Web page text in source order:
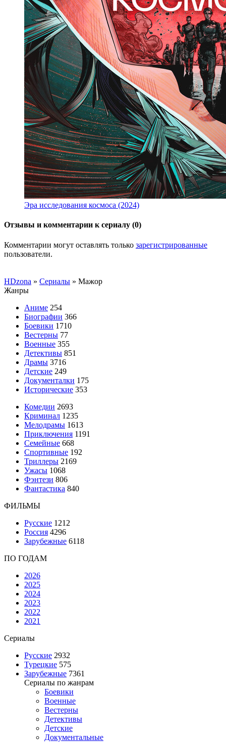
Эра исследования космоса (2024)
Отзывы и комментарии к сериалу (0)
Комментарии могут оставлять только зарегистрированные
пользователи.
HDzona » Сериалы » Мажор
Жанры
Аниме 254
Биографии 366
Боевики 1710
Вестерны 77
Военные 355
Детективы 851
Драмы 3716
Детские 249
Документалки 175
Исторические 353
Комедии 2693
Криминал 1235
Мелодрамы 1613
Приключения 1191
Семейные 668
Спортивные 192
Триллеры 2169
Ужасы 1068
Фэнтези 806
Фантастика 840
ФИЛЬМЫ
Русские 1212
Россия 4296
Зарубежные 6118
ПО ГОДАМ
2026
2025
2024
2023
2022
2021
Сериалы
Русские 2932
Турецкие 575
Зарубежные 7361
Сериалы по жанрам
Боевики
Военные
Вестерны
Детективы
Детские
Документальные